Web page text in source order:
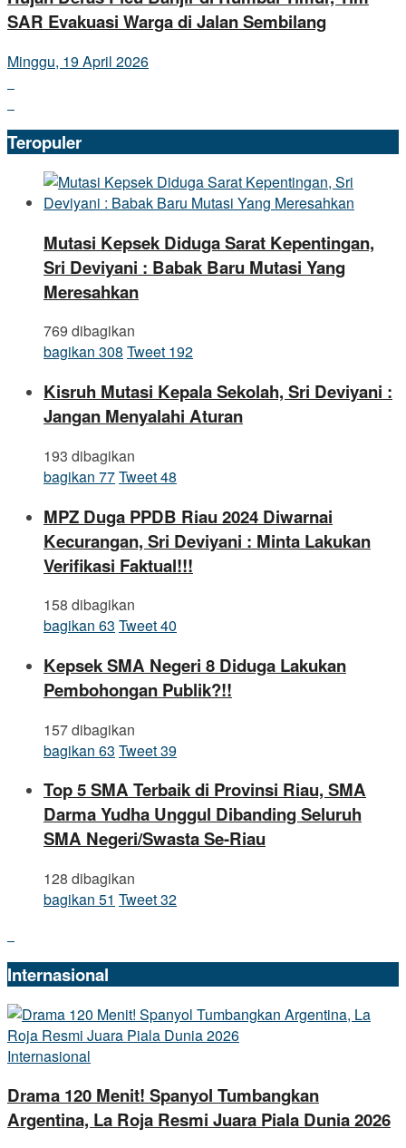
SAR Evakuasi Warga di Jalan Sembilang
Minggu, 19 April 2026
Teropuler
Mutasi Kepsek Diduga Sarat Kepentingan,
Sri Deviyani : Babak Baru Mutasi Yang
Meresahkan
769 dibagikan
bagikan 308 Tweet 192
Kisruh Mutasi Kepala Sekolah, Sri Deviyani :
Jangan Menyalahi Aturan
193 dibagikan
bagikan 77Tweet48
MPZ Duga PPDB Riau 2024 Diwarnai
Kecurangan, Sri Deviyani : Minta Lakukan
Verifikasi Faktual!!!
158 dibagikan
bagikan 63 Tweet40
Kepsek SMA Negeri 8 Diduga Lakukan
Pembohongan Publik?!!
157 dibagikan
bagikan 63 Tweet39
Top 5 SMA Terbaik di Provinsi Riau, SMA
Darma Yudha Unggul Dibanding Seluruh
SMA Negeri/Swasta Se-Riau
128 dibagikan
bagikan 51 Tweet32
Internasional
Internasional
Drama 120 Menit! Spanyol Tumbangkan
Argentina, La Roja Resmi Juara Piala Dunia 2026